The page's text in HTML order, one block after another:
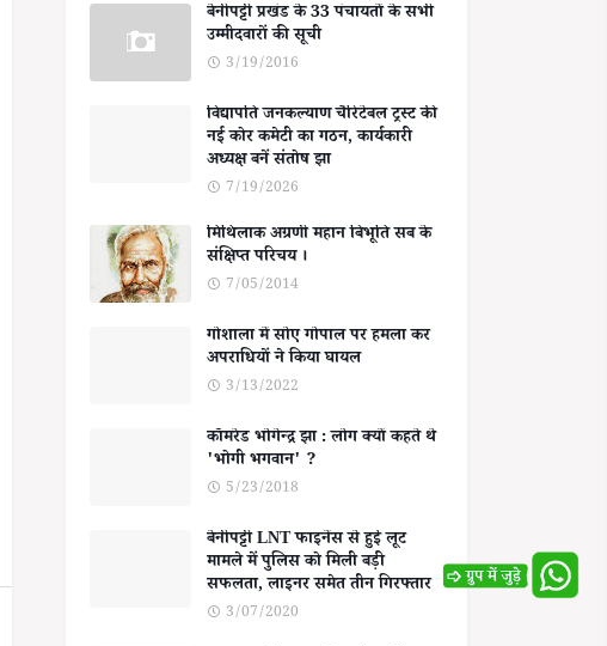
बेनीपट्टी प्रखंड के 33 पंचायतों के सभी
उम्मीदवारों की सूची
3/19/2016
विद्यापति जनकल्याण चैरिटेबल ट्रस्ट की
नई कोर कमेटी का गठन, कार्यकारी
अध्यक्ष बनें संतोष झा
7/19/2026
मिथिलाक अग्रणी महान बिभूति सब के
संक्षिप्त परिचय ।
7/05/2014
गोशाला में सोए गोपाल पर हमला कर
अपराधियों ने किया घायल
3/13/2022
कॉमरेड भोगेन्द्र झा : लोग क्यों कहते थे
'भोगी भगवान' ?
5/23/2018
बेनीपट्टी LNT फाइनेंस से हुई लूट
मामले में पुलिस को मिली बड़ी
सफलता, लाइनर समेत तीन गिरफ्तार
3/07/2020